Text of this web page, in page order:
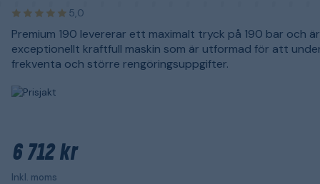
5,0
Premium 190 levererar ett maximalt tryck på 190 bar och
exceptionellt kraftfull maskin som är utformad för att
frekventa och större rengöringsuppgifter.
6 712 kr
Inkl. moms